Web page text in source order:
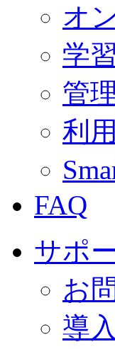
オ
学
管
利
FAQ
サポ
お
導